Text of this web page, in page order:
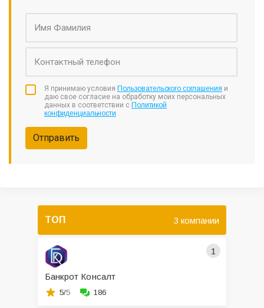
Я принимаю условия Пользовательского соглашения и
даю свое согласие на обработку моих персональных
данных в соответствии с Политикой
конфиденциальности
Отправить
ТОП 3 компании
1
Банкрот Консалт
5/5 186